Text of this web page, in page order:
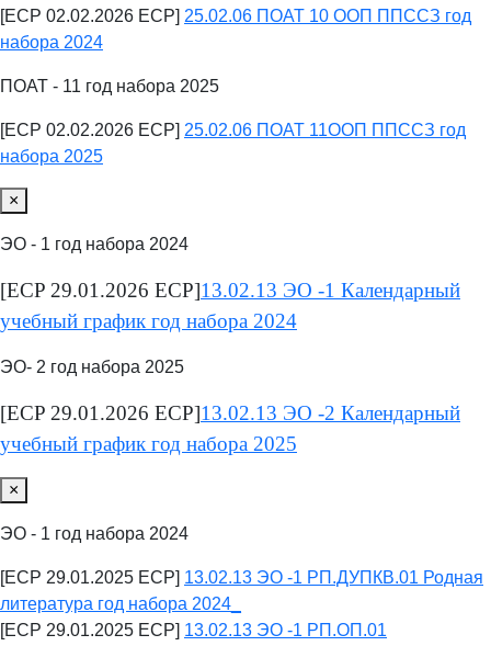
[ECP 02.02.2026 ECP] 25.02.06 ПОАТ 10 ООП ППССЗ год
набора 2024
ПОАТ - 11 год набора 2025
[ECP 02.02.2026 ECP] 25.02.06 ПОАТ 11ООП ППССЗ год
набора 2025
×
ЭО - 1 год набора 2024
[ECP 29.01.2026 ECP]13.02.13 ЭО -1 Календарный
учебный график год набора 2024
ЭО- 2 год набора 2025
[ECP 29.01.2026 ECP]13.02.13 ЭО -2 Календарный
учебный график год набора 2025
×
ЭО - 1 год набора 2024
[ECP 29.01.2025 ECP] 13.02.13 ЭО -1 РП.ДУПКВ.01 Родная
литература год набора 2024_
[ECP 29.01.2025 ECP] 13.02.13 ЭО -1 РП.ОП.01